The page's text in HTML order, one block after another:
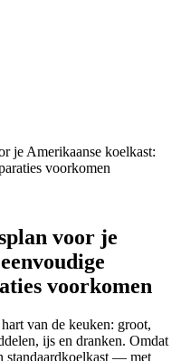
je Amerikaanse koelkast:
voorkomen
voor je
voorkomen
van de keuken: groot,
ijs en dranken. Omdat
standaardkoelkast — met